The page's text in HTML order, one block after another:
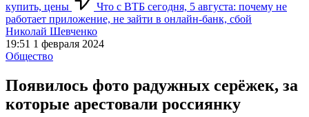
купить, цены
Что с ВТБ сегодня, 5 августа: почему не
работает приложение, не зайти в онлайн-банк, сбой
Николай Шевченко
19:51 1 февраля 2024
Общество
Появилось фото радужных серёжек, за
которые арестовали россиянку